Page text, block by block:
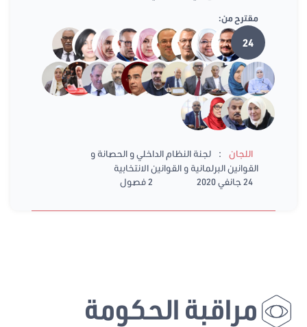
مقترح من:
24
اللجان :
لجنة النظام الداخلي و الحصانة و
القوانين البرلمانية و القوانين الانتخابية
24 جانفي 2020
2 فصول
مراقبة الحكومة